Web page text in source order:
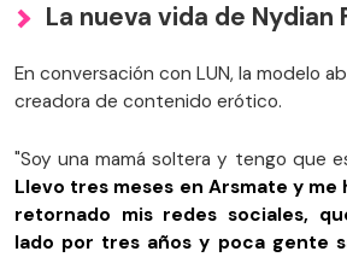
La nueva vida de Nydian
En conversación con LUN, la modelo
creadora de contenido erótico.
"Soy una mamá soltera y tengo que
Llevo tres meses en Arsmate y me
retornado mis redes so­ciales,
lado por tres años y poca gente